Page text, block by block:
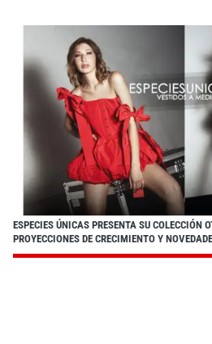
ESPECIES ÚNICAS PRESENTA SU
PROYECCIONES DE CRECIMIENTO Y